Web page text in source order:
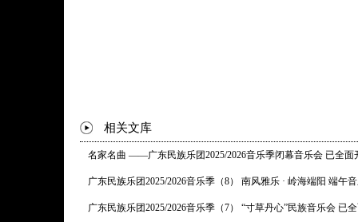
相关文库
名家名曲 ——广东民族乐团2025/2026音乐季闭幕音乐会 已全面
广东民族乐团2025/2026音乐季（8） 南风雅乐 · 岭海端阳 端午
广东民族乐团2025/2026音乐季（7） “寸草丹心”民族音乐会 已